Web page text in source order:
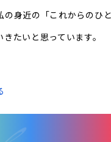
の身近の「これからのひ
たいと思っています。